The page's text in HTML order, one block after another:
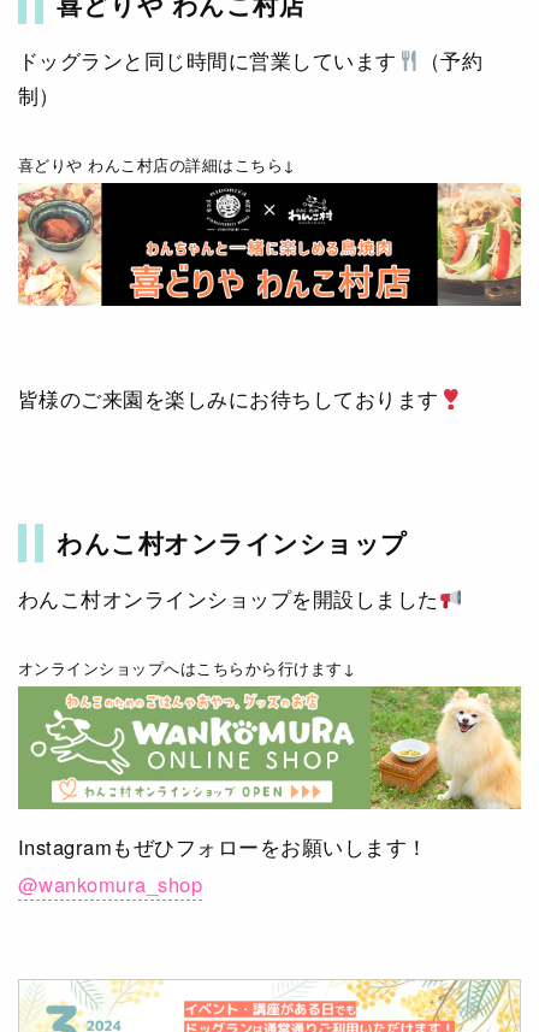
ドッグランと同じ時間に営業しています
（予約
制）
喜どりや わんこ村店の詳細はこちら↓
皆様のご来園を楽しみにお待ちしております
わんこ村オンラインショップ
わんこ村オンラインショップを開設しました
オンラインショップへはこちらから行けます↓
Instagramもぜひフォローをお願いします！
@wankomura_shop